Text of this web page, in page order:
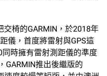
椅的GARMIN，於2018年
儀，首度將雷射與GPS這
時擁有雷射測距儀的準度
GARMIN推出後繼版的